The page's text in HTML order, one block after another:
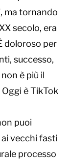
ma tornando
secolo, era
doloroso per
successo,
è più il
è TikTok
puoi
vecchi fasti
processo